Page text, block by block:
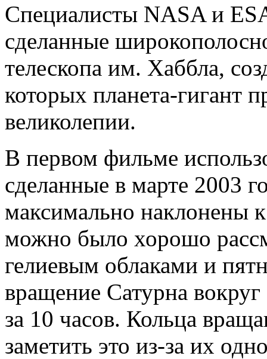
Специалисты NASA и
сделанные
телескопа им. Хаббла,
которых планета-гигант
великолепии.
В первом фильме
сделанные в марте 2003
максимально наклонены
можно было хорошо
гелиевым облаками и
вращение Сатурна
за 10 часов. Кольца
заметить это из-за их